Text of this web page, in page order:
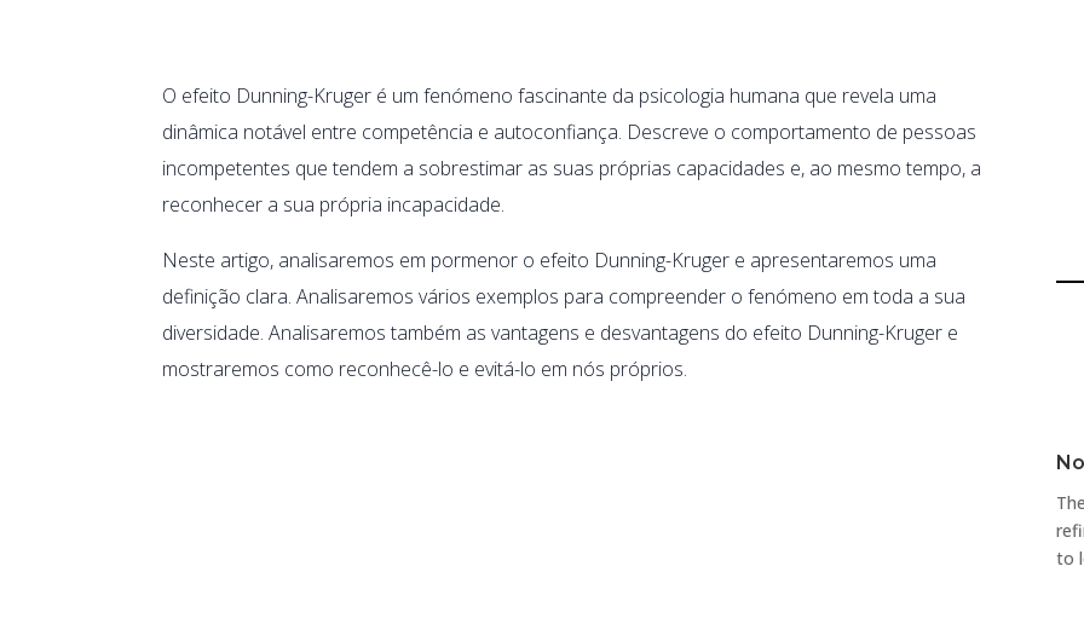
O efeito Dunning-Kruger é um fenómeno fascinante da psicologia humana que revela uma
dinâmica notável entre competência e autoconfiança. Descreve o comportamento de pessoas
incompetentes que tendem a sobrestimar as suas próprias capacidades e, ao mesmo tempo, a
reconhecer a sua própria incapacidade.
Neste artigo, analisaremos em pormenor o efeito Dunning-Kruger e apresentaremos uma
definição clara. Analisaremos vários exemplos para compreender o fenómeno em toda a sua
diversidade. Analisaremos também as vantagens e desvantagens do efeito Dunning-Kruger e
mostraremos como reconhecê-lo e evitá-lo em nós próprios.
to